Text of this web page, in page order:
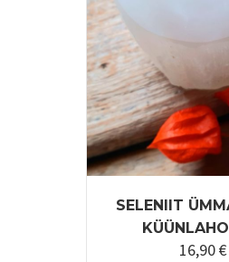
SELENIIT
Algne
16,90€